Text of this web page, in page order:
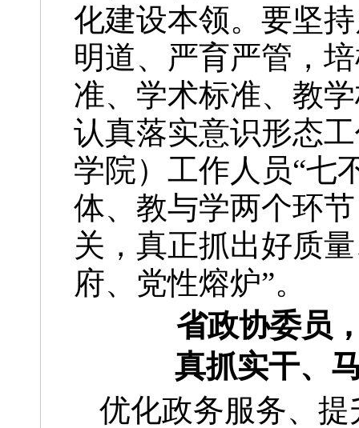
化建设本领。要坚
明道、严育严管，
准、学术标准、教
认真落实意识形态
学院）工作人员“七
体、教与学两个环
关，真正抓出好质
府、党性熔炉”。
省政协委员
真抓实干、
优化政务服务、